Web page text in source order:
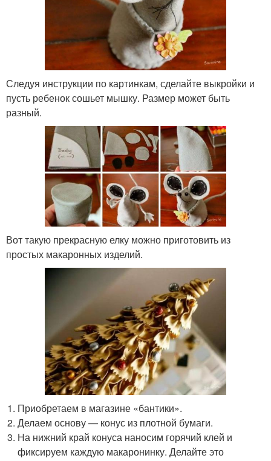
Следуя инструкции по картинкам, сделайте выкройки и
пусть ребенок сошьет мышку. Размер может быть
разный.
Вот такую прекрасную елку можно приготовить из
простых макаронных изделий.
Приобретаем в магазине «бантики».
Делаем основу — конус из плотной бумаги.
На нижний край конуса наносим горячий клей и
фиксируем каждую макаронинку. Делайте это